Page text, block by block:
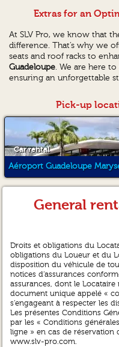
Extras for an
At SLV Pro, we know that
difference. That’s why we
seats and roof racks to
Guadeloupe. We are here
ensuring an unforgettable
Pick-up
Car rental
Aéroport Guadeloupe
General
Droits et obligations du
obligations du Loueur et du
disposition du véhicule de
notices d’assurances
assurances, dont le
document unique appelé «
s’engageant à respecter les
Les présentes Conditions
par les « Conditions
ligne » en cas de réservation
www.slv-pro.com.